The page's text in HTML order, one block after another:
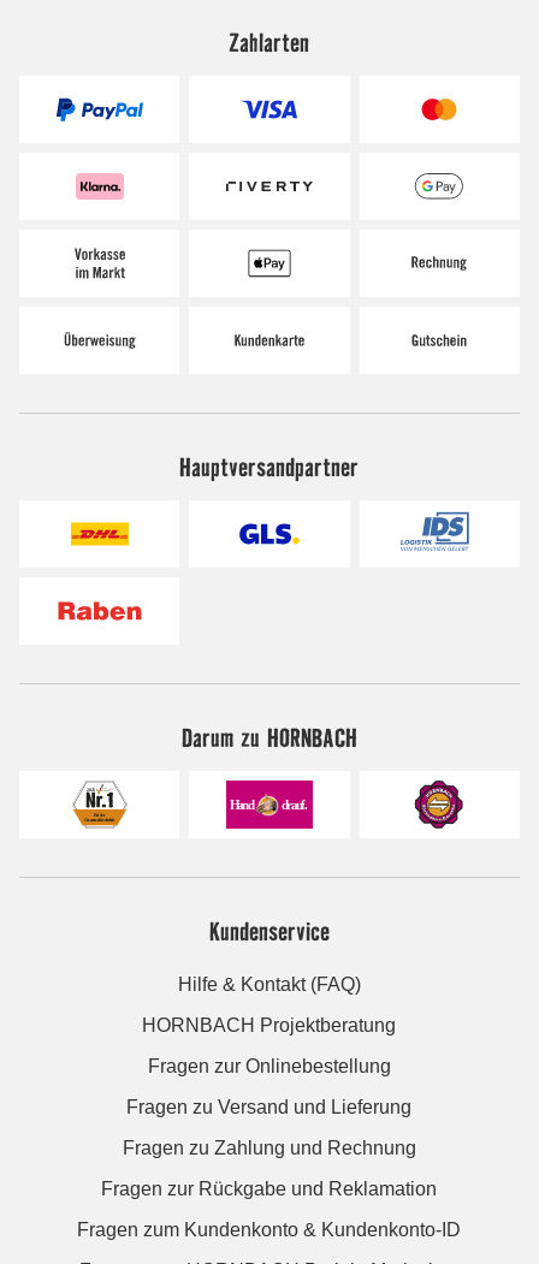
Zahlarten
Hauptversandpartner
Darum zu HORNBACH
Kundenservice
Hilfe & Kontakt (FAQ)
HORNBACH Projektberatung
Fragen zur Onlinebestellung
Fragen zu Versand und Lieferung
Fragen zu Zahlung und Rechnung
Fragen zur Rückgabe und Reklamation
Fragen zum Kundenkonto & Kundenkonto-ID